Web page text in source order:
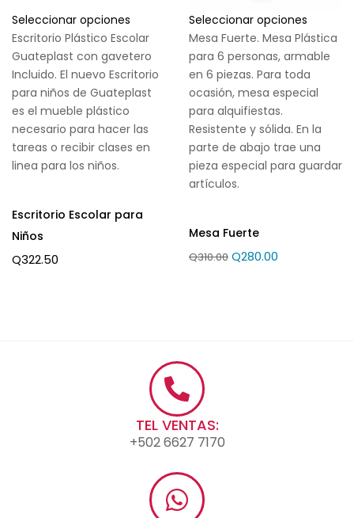
Seleccionar opciones
Escritorio Plástico Escolar
Guateplast con gavetero
Incluido. El nuevo Escritorio
para niños de Guateplast
es el mueble plástico
necesario para hacer las
tareas o recibir clases en
linea para los niños.
Escritorio Escolar para
Niños
Q322.50
Seleccionar opciones
Mesa Fuerte. Mesa Plástica
para 6 personas, armable
en 6 piezas. Para toda
ocasión, mesa especial
para alquifiestas.
Resistente y sólida. En la
parte de abajo trae una
pieza especial para guardar
artículos.
Mesa Fuerte
Q310.00 Q280.00
TEL VENTAS:
+502 6627 7170